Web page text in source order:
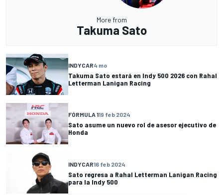
More from
Takuma Sato
INDYCAR4 mo
Takuma Sato estará en Indy 500 2026 con Rahal
Letterman Lanigan Racing
FÓRMULA 119 feb 2024
Sato asume un nuevo rol de asesor ejecutivo de
Honda
INDYCAR16 feb 2024
Sato regresa a Rahal Letterman Lanigan Racing
para la Indy 500